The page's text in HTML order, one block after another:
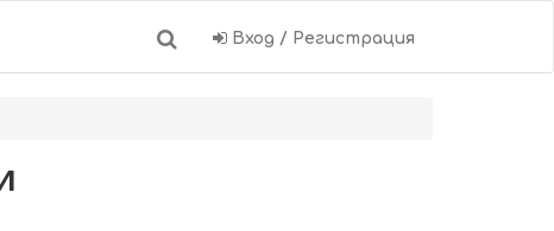
Вход / Регистрация